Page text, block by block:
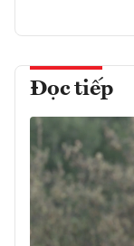
Đọc tiếp